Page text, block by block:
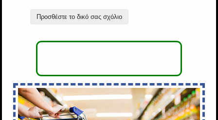
Προσθέστε το δικό σας σχόλιο